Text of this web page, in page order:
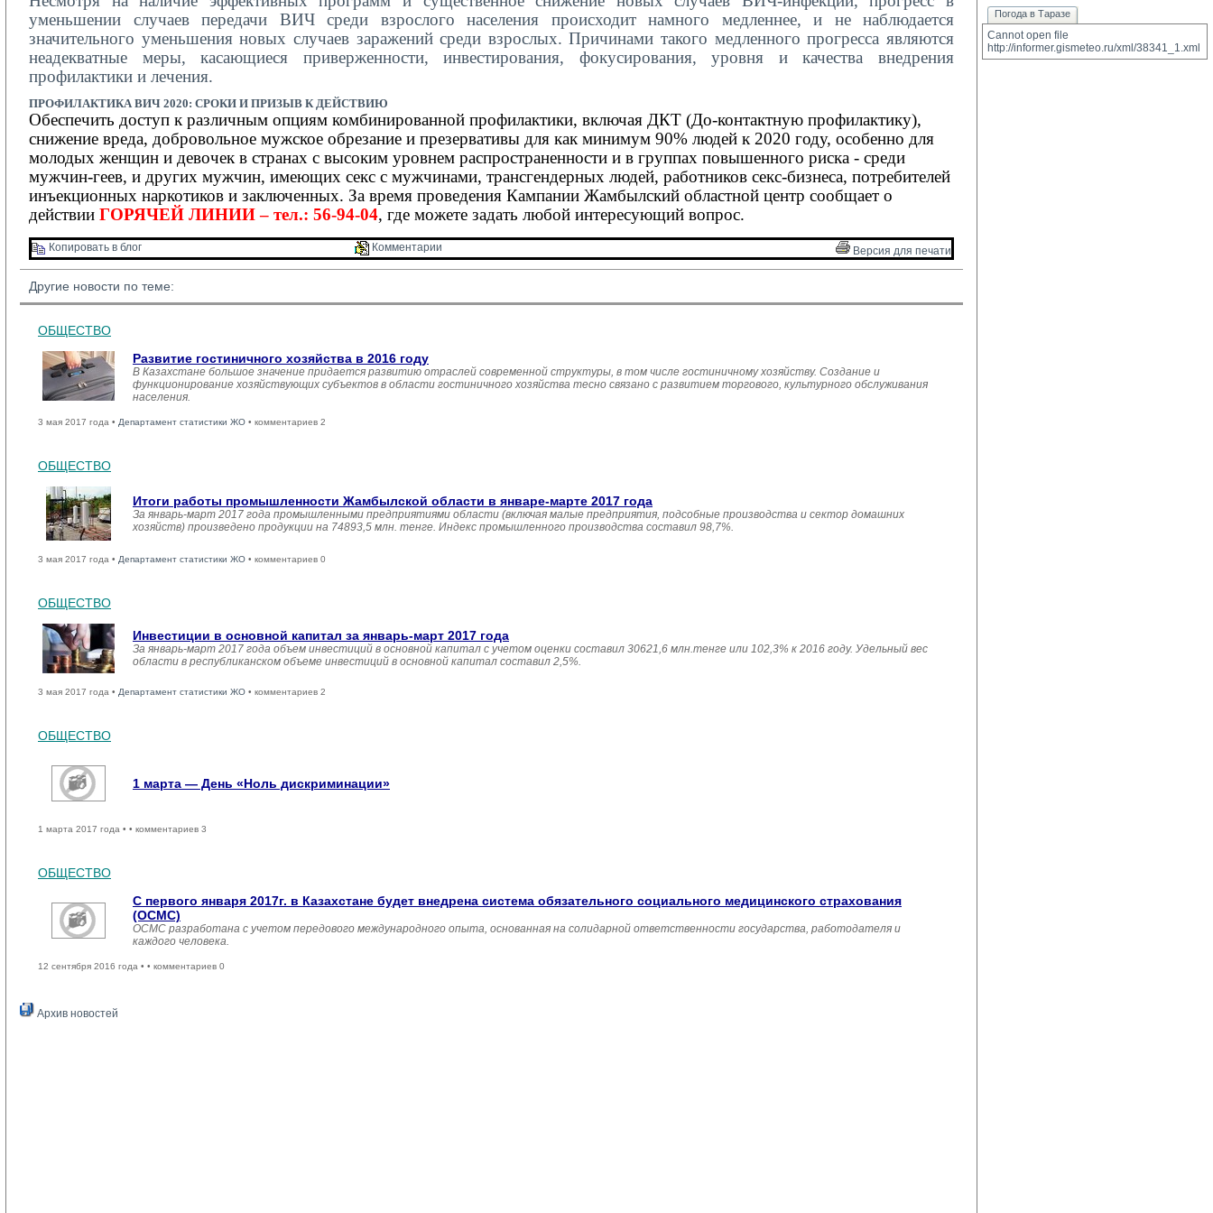
уменьшении случаев передачи ВИЧ среди взрослого населения происходит намного медленнее, и не наблюдается
значительного уменьшения новых случаев заражений среди взрослых. Причинами такого медленного прогресса являются
неадекватные меры, касающиеся приверженности, инвестирования, фокусирования, уровня и качества внедрения
профилактики и лечения.
ПРОФИЛАКТИКА ВИЧ 2020: СРОКИ И ПРИЗЫВ К ДЕЙСТВИЮ
Обеспечить доступ к различным опциям комбинированной профилактики, включая ДКТ (До-контактную профилактику),
снижение вреда, добровольное мужское обрезание и презервативы для как минимум 90% людей к 2020 году, особенно для
молодых женщин и девочек в странах с высоким уровнем распространенности и в группах повышенного риска - среди
мужчин-геев, и других мужчин, имеющих секс с мужчинами, трансгендерных людей, работников секс-бизнеса, потребителей
инъекционных наркотиков и заключенных. За время проведения Кампании Жамбылский областной центр сообщает о
действии ГОРЯЧЕЙ ЛИНИИ – тел.: 56-94-04, где можете задать любой интересующий вопрос.
Копировать в блог Комментарии Версия для печати
Другие новости по теме:
ОБЩЕСТВО
Развитие гостиничного хозяйства в 2016 году
В Казахстане большое значение придается развитию отраслей современной структуры, в том числе гостиничному хозяйству. Создание и
функционирование хозяйствующих субъектов в области гостиничного хозяйства тесно связано с развитием торгового, культурного обслуживания
населения.
3 мая 2017 года • Департамент статистики ЖО • комментариев 2
ОБЩЕСТВО
Итоги работы промышленности Жамбылской области в январе-марте 2017 года
За январь-март 2017 года промышленными предприятиями области (включая малые предприятия, подсобные производства и сектор домашних
хозяйств) произведено продукции на 74893,5 млн. тенге. Индекс промышленного производства составил 98,7%.
3 мая 2017 года • Департамент статистики ЖО • комментариев 0
ОБЩЕСТВО
Инвестиции в основной капитал за январь-март 2017 года
За январь-март 2017 года объем инвестиций в основной капитал с учетом оценки составил 30621,6 млн.тенге или 102,3% к 2016 году. Удельный вес
области в республиканском объеме инвестиций в основной капитал составил 2,5%.
3 мая 2017 года • Департамент статистики ЖО • комментариев 2
ОБЩЕСТВО
1 марта — День «Ноль дискриминации»
1 марта 2017 года • • комментариев 3
ОБЩЕСТВО
С первого января 2017г. в Казахстане будет внедрена система обязательного социального медицинского страхования
(ОСМС)
ОСМС разработана с учетом передового международного опыта, основанная на солидарной ответственности государства, работодателя и
каждого человека.
12 сентября 2016 года • • комментариев 0
Архив новостей
Погода в Таразе
Cannot open file
http://informer.gismeteo.ru/xml/38341_1.xml